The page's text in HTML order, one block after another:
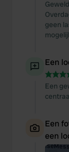
geen
Een
Een
Een
een